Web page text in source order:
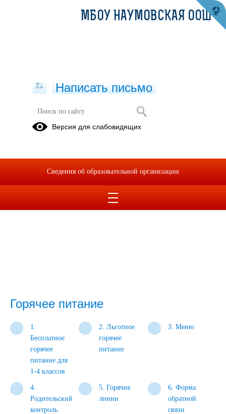
Горячее питание
1.
Бесплатное
горячее
питание для
1-4 классов
2. Льготное
горячее
питание
3. Меню
4.
Родительский
контроль
5. Горячие
линии
6. Форма
обратной
связи
МБОУ НАУМОВСКАЯ ООШ
Написать письмо
Версия для слабовидящих
Сведения об образовательной организации